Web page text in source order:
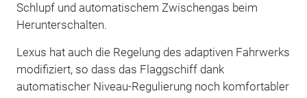
Schlupf und automatischem Zwischengas beim
Herunterschalten.
Lexus hat auch die Regelung des adaptiven Fahrwerks
modifiziert, so dass das Flaggschiff dank
automatischer Niveau-Regulierung noch komfortabler